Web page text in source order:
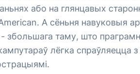
або на глянцавых
А сёньня навуковыя
- збольшага таму, што
лёгка спраўляецца